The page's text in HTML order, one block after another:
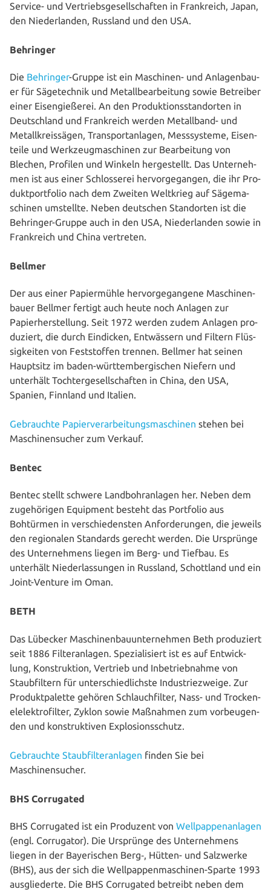
Service- und Ver­triebs­ge­sell­schaf­ten in Frank­reich, Japan,
den Nie­der­lan­den, Russland und den USA.
Behringer
Die Behringer-Gruppe ist ein Maschinen- und Anla­gen­bau­
er für Säge­tech­nik und Metall­be­ar­bei­tung sowie Betreiber
einer Eisen­gie­ße­rei. An den Pro­duk­ti­ons­stand­or­ten in
Deutsch­land und Frank­reich werden Metall­band- und
Metall­kreis­sä­gen, Trans­port­an­la­gen, Mess­sys­te­me, Eisen­
tei­le und Werk­zeug­ma­schi­nen zur Bear­bei­tung von
Blechen, Profilen und Winkeln her­ge­stellt. Das Unter­neh­
men ist aus einer Schlos­se­rei her­vor­ge­gan­gen, die ihr Pro­
dukt­port­fo­lio nach dem Zweiten Weltkrieg auf Säge­ma­
schi­nen umstellte. Neben deutschen Stand­or­ten ist die
Behringer-Gruppe auch in den USA, Nie­der­lan­den sowie in
Frank­reich und China vertreten.
Bellmer
Der aus einer Papier­müh­le her­vor­ge­gan­ge­ne Maschi­nen­
bau­er Bellmer fertigt auch heute noch Anlagen zur
Papier­her­stel­lung. Seit 1972 werden zudem Anlagen pro­
du­ziert, die durch Eindicken, Ent­wäs­sern und Filtern Flüs­
sig­kei­ten von Fest­stof­fen trennen. Bellmer hat seinen
Hauptsitz im baden-würt­tem­ber­gi­schen Niefern und
unterhält Toch­ter­ge­sell­schaf­ten in China, den USA,
Spanien, Finnland und Italien.
Gebrauch­te Papier­ver­ar­bei­tungs­ma­schi­nen stehen bei
Maschinen­sucher zum Verkauf.
Bentec
Bentec stellt schwere Land­bohr­an­la­gen her. Neben dem
zuge­hö­ri­gen Equipment besteht das Portfolio aus
Bohtürmen in ver­schie­dens­ten Anfor­de­run­gen, die jeweils
den regio­na­len Standards gerecht werden. Die Ursprünge
des Unter­neh­mens liegen im Berg- und Tiefbau. Es
unterhält Nie­der­las­sun­gen in Russland, Schott­land und ein
Joint-Venture im Oman.
BETH
Das Lübecker Maschi­nen­bau­un­ter­neh­men Beth pro­du­ziert
seit 1886 Fil­ter­an­la­gen. Spe­zia­li­siert ist es auf Ent­wick­
lung, Kon­struk­ti­on, Vertrieb und Inbe­trieb­nah­me von
Staub­fil­tern für unter­schied­lichs­te Indus­trie­zwei­ge. Zur
Pro­dukt­pa­let­te gehören Schlauch­fil­ter, Nass- und Tro­cken­
el­elek­tro­fil­ter, Zyklon sowie Maßnahmen zum vor­beu­gen­
den und kon­struk­ti­ven Explosionsschutz.
Gebrauch­te Staub­fil­ter­an­la­gen finden Sie bei
Maschinensucher.
BHS Corrugated
BHS Cor­ru­ga­ted ist ein Produzent von Well­pap­pen­an­la­gen
(engl. Cor­ru­ga­tor). Die Ursprünge des Unter­neh­mens
liegen in der Baye­ri­schen Berg‑, Hütten- und Salzwerke
(BHS), aus der sich die Well­pap­pen­ma­schi­nen-Sparte 1993
aus­glie­der­te. Die BHS Cor­ru­ga­ted betreibt neben dem